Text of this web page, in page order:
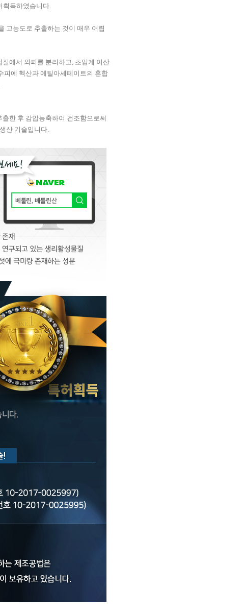
획득하였습니다.
고농도로 추출하는 것이 매우 어렵
에서 외피를 분리하고, 초임계 이산
피에 헥산과 에틸아세테이트의 혼합
한 후 감압농축하여 건조함으로써
산 기술입니다.